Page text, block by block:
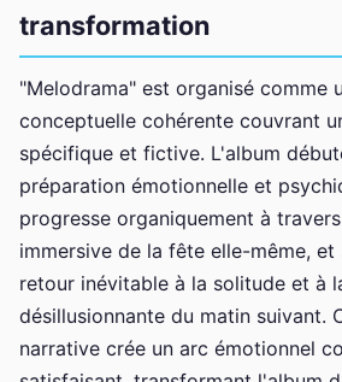
transformation
"Melodrama" est organisé comme
conceptuelle cohérente couvrant
spécifique et fictive. L'album
préparation émotionnelle et
progresse organiquement à
immersive de la fête elle-même,
retour inévitable à la solitude et à
désillusionnante du matin suivant.
narrative crée un arc émotionnel